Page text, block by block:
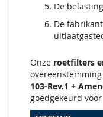
De
De
Onze roetfilters
103-Rev.1 +
goedgekeurd